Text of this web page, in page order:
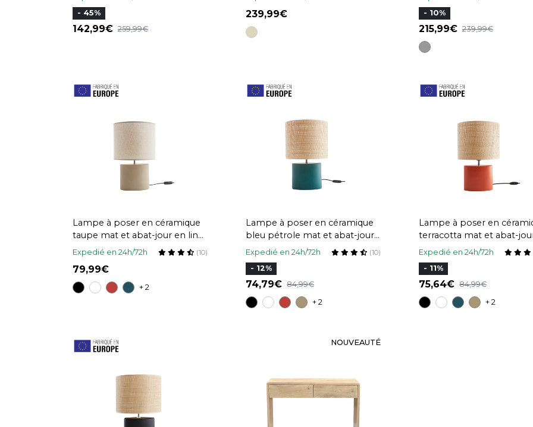
- 45%
142,99 259,99
239,99
- 10%
215,99 239,99
Lampe à poser en céramique
taupe mat et abat-jour en lin
naturel TIGA
Expedié en 24h/72h (10)
79,99
+ 2
Lampe à poser en céramique
bleu pétrole mat et abat-jour
en raphia naturel H40 cm TIGA
Expedié en 24h/72h (10)
- 12%
74,79 84,99
+ 2
Lampe à poser en
terracotta mat et abat-
raphia naturel H40 cm
Expedié en 24h/72h
- 11%
75,64 84,99
+ 2
NOUVEAUTÉ